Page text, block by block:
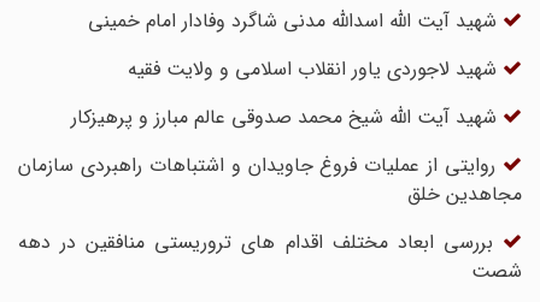
شهید آیت الله اسدالله مدنی شاگرد وفادار امام خمینی
شهید لاجوردی یاور انقلاب اسلامی و ولایت فقیه
شهید آیت الله شیخ محمد صدوقی عالم مبارز و پرهیزکار
روایتی از عملیات فروغ جاویدان و اشتباهات راهبردی سازمان
مجاهدین خلق
بررسی ابعاد مختلف اقدام های تروریستی منافقین در دهه
شصت